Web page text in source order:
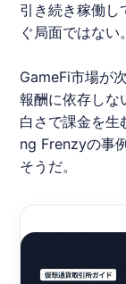
引き続き稼働し
ぐ局面ではない。
GameFi市場が
報酬に依存しな
白さで課金を生
ng Frenzyの事
そうだ。